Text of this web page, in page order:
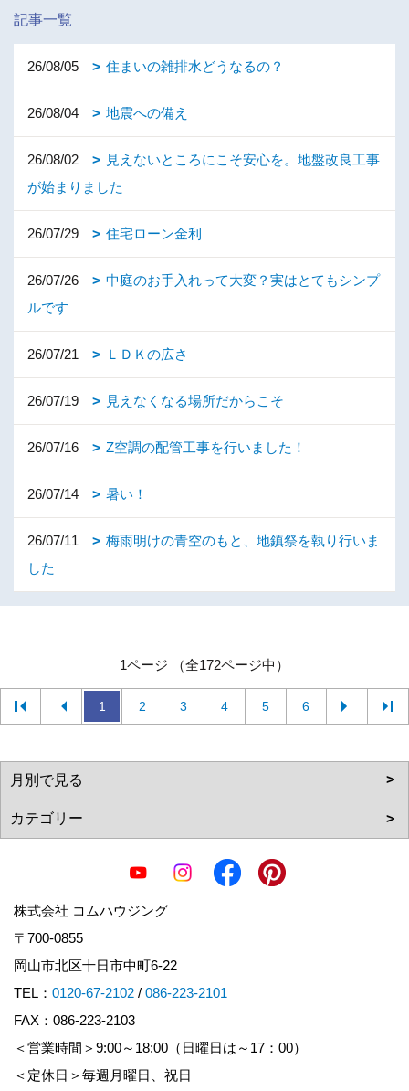
記事一覧
26/08/05 住まいの雑排水どうなるの？
26/08/04 地震への備え
26/08/02
見えないところにこそ安心を。地盤改良工事
が始まりました
26/07/29 住宅ローン金利
26/07/26
中庭のお手入れって大変？実はとてもシンプ
ルです
26/07/21 ＬＤＫの広さ
26/07/19 見えなくなる場所だからこそ
26/07/16 Z空調の配管工事を行いました！
26/07/14 暑い！
26/07/11
梅雨明けの青空のもと、地鎮祭を執り行いま
した
1ページ （全172ページ中）
1 2 3 4 5 6
株式会社 コムハウジング
〒700-0855
岡山市北区十日市中町6-22
TEL： 0120-67-2102 / 086-223-2101
FAX：086-223-2103
＜営業時間＞9:00～18:00（日曜日は～17：00）
＜定休日＞毎週月曜日、祝日